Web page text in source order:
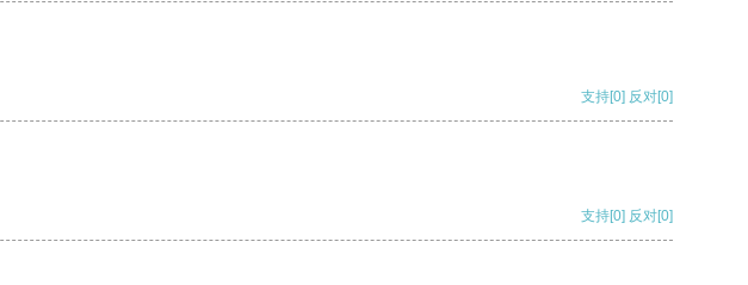
支持[0] 反对[0]
支持[0] 反对[0]